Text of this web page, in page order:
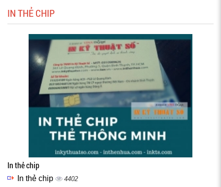
IN THẺ CHIP
In thẻ chip
In thẻ chip 4402